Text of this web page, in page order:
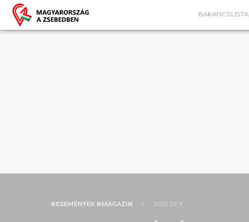
BAKANCSLISTA
#ESEMÉNYEK #MAGAZIN / 2023.07.11.